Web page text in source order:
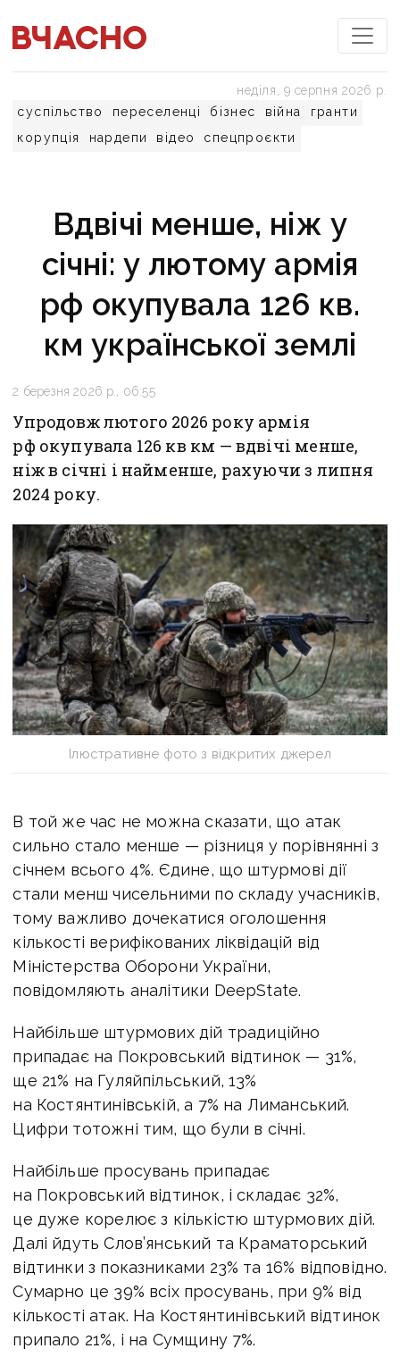
суспільство переселенці бізнес війна
гранти
корупція
нардепи відео спецпроєкти
неділя, 9 серпня 2026 р.
Вдвічі менше, ніж у
січні: у лютому армія
рф окупувала 126 кв.
км української землі
2 березня 2026 р., 06:55
Упродовж лютого 2026 року армія
рф окупувала 126 кв км — вдвічі менше,
ніж в січні і найменше, рахуючи з липня
2024 року.
Ілюстративне фото з відкритих джерел
В той же час не можна сказати, що атак
сильно стало менше — різниця у порівнянні з
січнем всього 4%. Єдине, що штурмові дії
стали менш чисельними по складу учасників,
тому важливо дочекатися оголошення
кількості верифікованих ліквідацій від
Міністерства Оборони України,
повідомляють аналітики DeepState.
Найбільше штурмових дій традиційно
припадає на Покровський відтинок — 31%,
ще 21% на Гуляйпільський, 13%
на Костянтинівській, а 7% на Лиманський.
Цифри тотожні тим, що були в січні.
Найбільше просувань припадає
на Покровський відтинок, і складає 32%,
це дуже корелює з кількістю штурмових дій.
Далі йдуть Слов’янський та Краматорський
відтинки з показниками 23% та 16% відповідно.
Сумарно це 39% всіх просувань, при 9% від
кількості атак. На Костянтинівський відтинок
припало 21%, і на Сумщину 7%.